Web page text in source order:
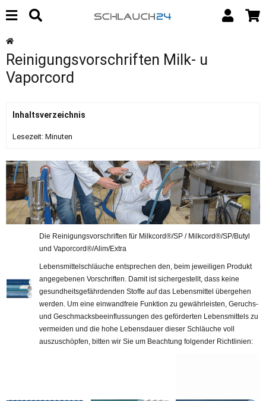
Reinigungsvorschriften Milk- u
Vaporcord
Inhaltsverzeichnis
Lesezeit: Minuten
Die Reinigungsvorschriften für Milkcord®/SP / Milkcord®/SP/Butyl
und Vaporcord®/Alim/Extra
Lebensmittelschläuche entsprechen den, beim jeweiligen Produkt
angegebenen Vorschriften. Damit ist sichergestellt, dass keine
gesundheitsgefährdenden Stoffe auf das Lebensmittel übergehen
werden. Um eine einwandfreie Funktion zu gewährleisten, Geruchs-
und Geschmacksbeeinflussungen des geförderten Lebensmittels zu
vermeiden und die hohe Lebensdauer dieser Schläuche voll
auszuschöpfen, bitten wir Sie um Beachtung folgender Richtlinien: